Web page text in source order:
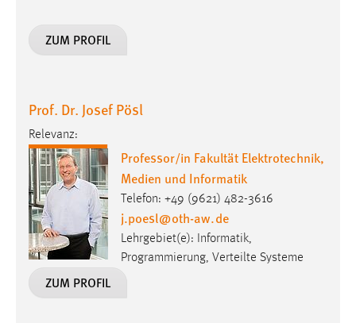
ZUM PROFIL
Prof. Dr. Josef Pösl
Relevanz:
Professor/in Fakultät Elektrotechnik,
Medien und Informatik
Telefon: +49 (9621) 482-3616
j.poesl@oth-aw.de
Lehrgebiet(e): Informatik,
Programmierung, Verteilte Systeme
ZUM PROFIL
MibewSessionID, MIBEW_UserID, mibew_locale, mibew-
chat-frame-style-5e9dbeb1811c0446
Zweck:
Wird benötigt um die Chatfunktion nutzen zu können.
Cookie Laufzeit:
MibewSessionID, mibew-chat-frame-style-
5e9dbeb1811c0446 = Sitzungslaufzeit, mibew_locale = 3
Jahre, MIBEW_UserID = 1 Jahr